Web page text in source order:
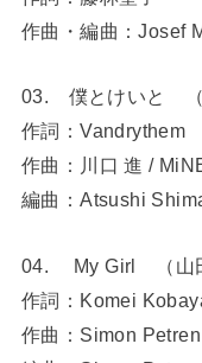
作曲・編曲：Josef
03. 僕とけいと （
作詞：Vandrythem
作曲：川口 進 /
編曲：Atsushi
04. My Girl （山田
作詞：Komei
作曲：Simon